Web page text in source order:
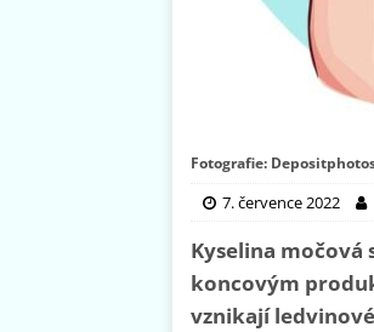
Fotografie:
7. července 2022
Kyselina močová
koncovým
vznikají